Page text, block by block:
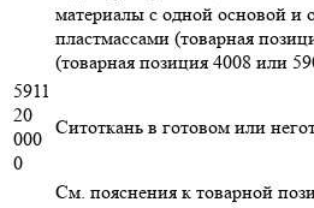
материалы с одной основой и
пластмассами (товарная
(товарная позиция 4008 или
5911
20
000
0
Ситоткань в готовом или
См. пояснения к товарной